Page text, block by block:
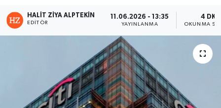
HALIT ZIYA ALPTEKIN
EDITÖR
11.06.2026 - 13:35
YAYINLANMA
4 DK
OKUNMA